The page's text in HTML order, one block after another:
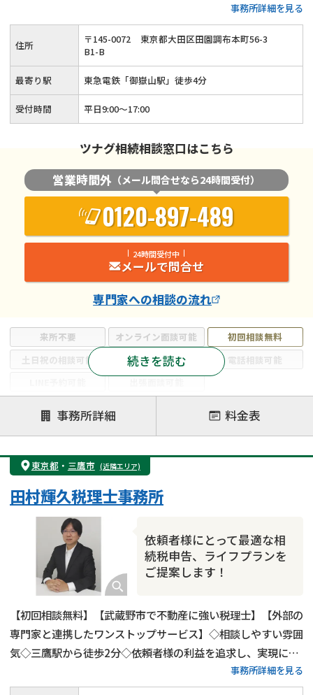
事務所詳細を見る
来所不要 オンライン面談可能
初回相談無料
土日祝の相談可能
19時以降電話可能
電話相談可能
注力案件
遺言書作成・遺言執行
相続放棄
相続登記
遺産分割
遺留分侵害額請求
相続税申告
相続手続き
銀行手続き
成年後見・任意後見
贈与税
相続人調査
相続トラブル
続きを読む
住所 〒145-0072
東京都大田区田園調布本町56-3
B1-B
最寄り駅 東急電鉄「御嶽山駅」徒歩4分
受付時間 平日9:00〜17:00
ツナグ相続相談窓口はこちら
営業時間外 （メール問合せなら24時間受付）
0120-897-489
24時間受付中
メールで問合せ
専門家への相談の流れ
事務所詳細 料金表
東京都 ・ 三鷹市 (近隣エリア)
依頼者様にとって最適な相
続税申告、ライフプランを
ご提案します！
田村輝久税理士事務所
【初回相談無料】【武蔵野市で不動産に強い税理士】【外部の
専門家と連携したワンストップサービス】◇相談しやすい雰囲
気◇三鷹駅から徒歩2分◇依頼者様の利益を追求し、実現に全
事務所詳細を見る